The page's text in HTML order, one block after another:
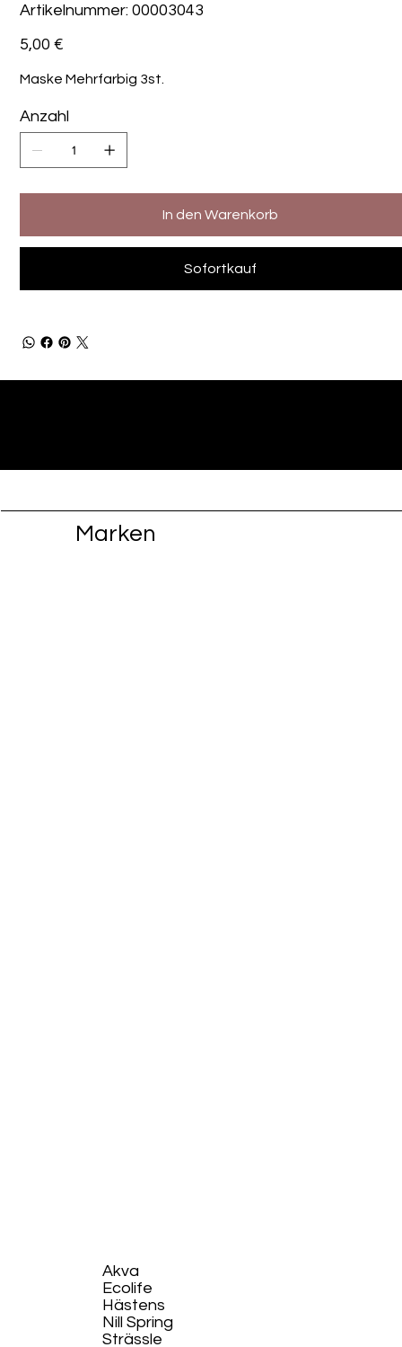
Artikelnummer: Artikelnummer:
00003043
00003043
Preis
5,00 €
Maske Mehrfarbig 3st.
Anzahl
In den Warenkorb
Sofortkauf
Marken
Akva
Ecolife​
Hästens
Nill Spring
Strässle